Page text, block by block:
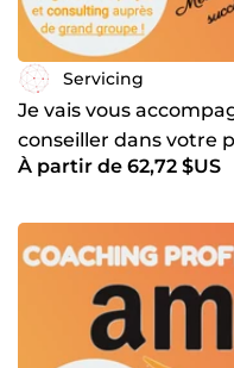
Servicing
Je vais vous
conseiller dans votre
À partir de 62,72 $US